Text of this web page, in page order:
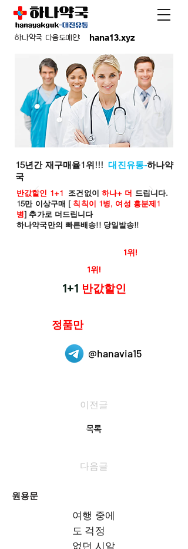
hana13.xyz
하나약국 다음도메인:
15년간 재구매율1위!!!대진유통-하나약
국
반값할인 1+1 조건없이 하나+ 더 드립니다.
15만 이상구매 [ 칙칙이 1병, 여성 흥분제1
병] 추가로 더드립니다
하나약국만의 빠른배송!! 당일발송!!
1위!
1위!
1+1 반값할인
정품만
@hanavia15
이전글
목록
다음글
원용문
여행 중에
도 걱정
없던 시알